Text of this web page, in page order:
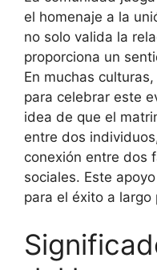
el homenaje a la
no solo valida la
proporciona un
En muchas
para celebrar este
idea de que el
entre dos
conexión entre dos
sociales. Este
para el éxito a largo